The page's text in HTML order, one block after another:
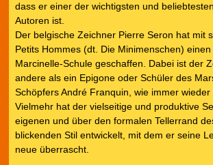
dass er einer der wichtigsten und
Autoren ist.
Der belgische Zeichner Pierre Seron hat mit
Petits Hommes (dt. Die Minimenschen)
Marcinelle-Schule geschaffen. Dabei ist der
andere als ein Epigone oder Schüler des
Schöpfers André Franquin, wie immer
Vielmehr hat der vielseitige und produktive
eigenen und über den formalen Tellerrand
blickenden Stil entwickelt, mit dem er seine
neue überrascht.